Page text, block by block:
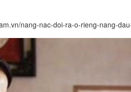
nang-nac-doi-ra-o-rieng-nang-